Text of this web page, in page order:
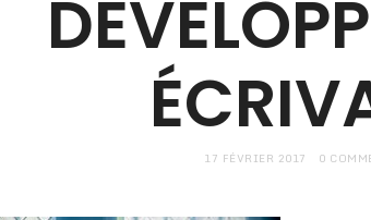
17 FÉVRIER 2017 0